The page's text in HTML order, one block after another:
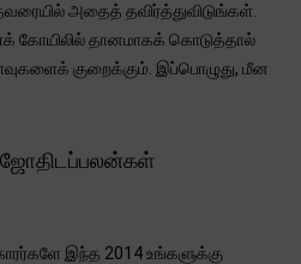
அதைத் தவிர்த்துவிடுங்கள்.
கோயிலில் தானமாகக் கொடுத்தால்
குறைக்கும். இப்பொழுது, மீன
ஜோதிடப்பலன்கள்
இந்த 2014 உங்களுக்கு